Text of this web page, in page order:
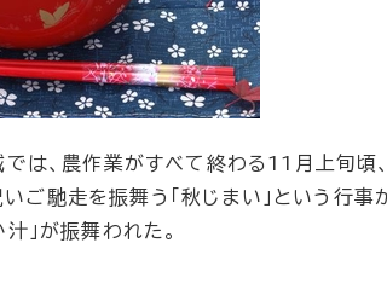
、農作業がすべて終わる11月上旬頃、
ご馳走を振舞う「秋じまい」という行事
」が振舞われた。